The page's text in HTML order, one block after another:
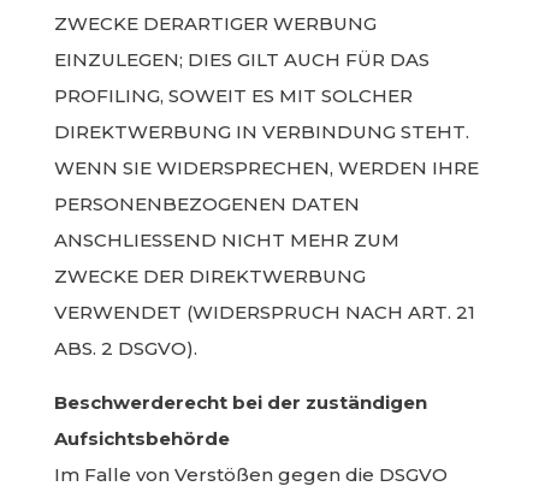
ZWECKE DERARTIGER WERBUNG
EINZULEGEN; DIES GILT AUCH FÜR DAS
PROFILING, SOWEIT ES MIT SOLCHER
DIREKTWERBUNG IN VERBINDUNG STEHT.
WENN SIE WIDERSPRECHEN, WERDEN IHRE
PERSONENBEZOGENEN DATEN
ANSCHLIESSEND NICHT MEHR ZUM
ZWECKE DER DIREKTWERBUNG
VERWENDET (WIDERSPRUCH NACH ART. 21
ABS. 2 DSGVO).
Beschwerderecht bei der zuständigen
Aufsichtsbehörde
Im Falle von Verstößen gegen die DSGVO